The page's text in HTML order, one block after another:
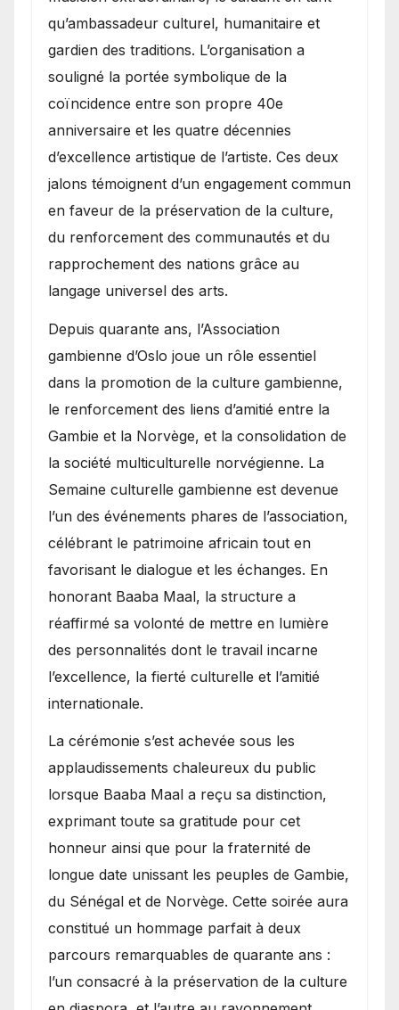
qu’ambassadeur culturel, humanitaire et
gardien des traditions. L’organisation a
souligné la portée symbolique de la
coïncidence entre son propre 40e
anniversaire et les quatre décennies
d’excellence artistique de l’artiste. Ces deux
jalons témoignent d’un engagement commun
en faveur de la préservation de la culture,
du renforcement des communautés et du
rapprochement des nations grâce au
langage universel des arts.
​Depuis quarante ans, l’Association
gambienne d’Oslo joue un rôle essentiel
dans la promotion de la culture gambienne,
le renforcement des liens d’amitié entre la
Gambie et la Norvège, et la consolidation de
la société multiculturelle norvégienne. La
Semaine culturelle gambienne est devenue
l’un des événements phares de l’association,
célébrant le patrimoine africain tout en
favorisant le dialogue et les échanges. En
honorant Baaba Maal, la structure a
réaffirmé sa volonté de mettre en lumière
des personnalités dont le travail incarne
l’excellence, la fierté culturelle et l’amitié
internationale.
​La cérémonie s’est achevée sous les
applaudissements chaleureux du public
lorsque Baaba Maal a reçu sa distinction,
exprimant toute sa gratitude pour cet
honneur ainsi que pour la fraternité de
longue date unissant les peuples de Gambie,
du Sénégal et de Norvège. Cette soirée aura
constitué un hommage parfait à deux
parcours remarquables de quarante ans :
l’un consacré à la préservation de la culture